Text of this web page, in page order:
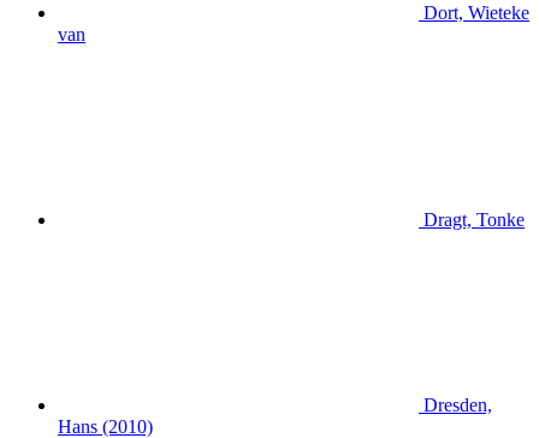
Dort, Wieteke
van
Dragt, Tonke
Dresden,
Hans (2010)